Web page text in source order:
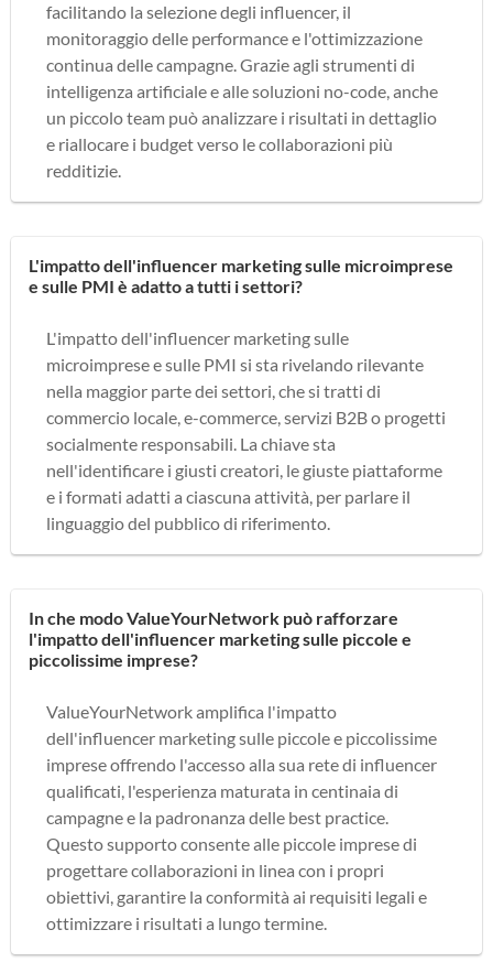
facilitando la selezione degli influencer, il
monitoraggio delle performance e l'ottimizzazione
continua delle campagne. Grazie agli strumenti di
intelligenza artificiale e alle soluzioni no-code, anche
un piccolo team può analizzare i risultati in dettaglio
e riallocare i budget verso le collaborazioni più
redditizie.
L'impatto dell'influencer marketing sulle microimprese
e sulle PMI è adatto a tutti i settori?
L'impatto dell'influencer marketing sulle
microimprese e sulle PMI si sta rivelando rilevante
nella maggior parte dei settori, che si tratti di
commercio locale, e-commerce, servizi B2B o progetti
socialmente responsabili. La chiave sta
nell'identificare i giusti creatori, le giuste piattaforme
e i formati adatti a ciascuna attività, per parlare il
linguaggio del pubblico di riferimento.
In che modo ValueYourNetwork può rafforzare
l'impatto dell'influencer marketing sulle piccole e
piccolissime imprese?
ValueYourNetwork amplifica l'impatto
dell'influencer marketing sulle piccole e piccolissime
imprese offrendo l'accesso alla sua rete di influencer
qualificati, l'esperienza maturata in centinaia di
campagne e la padronanza delle best practice.
Questo supporto consente alle piccole imprese di
progettare collaborazioni in linea con i propri
obiettivi, garantire la conformità ai requisiti legali e
ottimizzare i risultati a lungo termine.